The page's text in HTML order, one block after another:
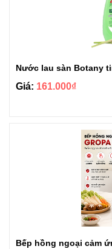
Nước lau sàn Botany
Giá: 161.000₫
Bếp hồng ngoại cảm